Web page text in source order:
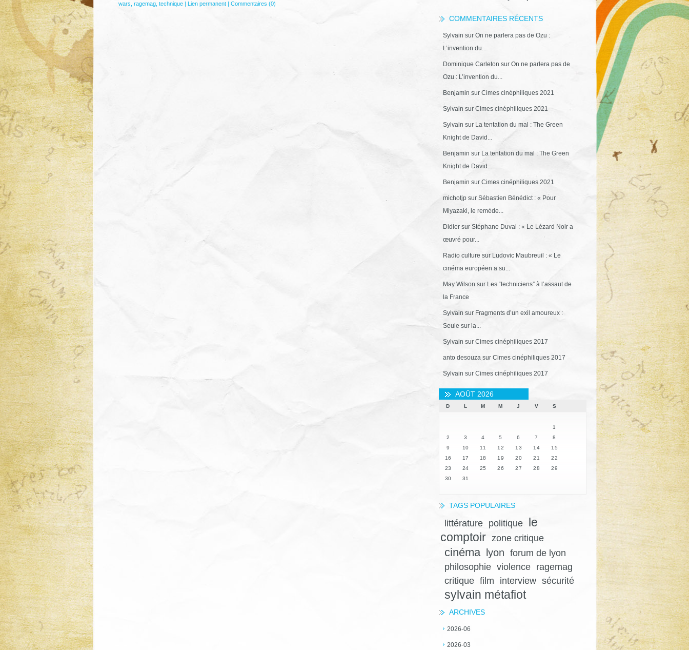
COMMENTAIRES RÉCENTS
Sylvain sur On ne parlera pas de Ozu :
L’invention du...
Dominique Carleton sur On ne parlera pas de
Ozu : L’invention du...
Benjamin sur Cimes cinéphiliques 2021
Sylvain sur Cimes cinéphiliques 2021
Sylvain sur La tentation du mal : The Green
Knight de David...
Benjamin sur La tentation du mal : The Green
Knight de David...
Benjamin sur Cimes cinéphiliques 2021
michotjpsur Sébastien Bénédict : « Pour
Miyazaki, le remède...
Didiersur Stéphane Duval : « Le Lézard Noir a
œuvré pour...
Radio culture sur Ludovic Maubreuil : « Le
cinéma européen a su...
May Wilson sur Les “techniciens” à l’assaut de
la France
Sylvain sur Fragments d’un exil amoureux :
Seule sur la...
Sylvain sur Cimes cinéphiliques 2017
anto desouzasur Cimes cinéphiliques 2017
Sylvain sur Cimes cinéphiliques 2017
AOÛT 2026
D L M M J V S
1
2
3 4 5 6 7
8
9
10 11 12 13 14
15
16
17 18 19 20 21
22
23
24 25 26 27 28
29
30
31
TAGS POPULAIRES
littérature politique
le
comptoir zone critique
cinéma lyon forum de lyon
philosophie violence
ragemag
critique film interview sécurité
sylvain métafiot
ARCHIVES
2026-06
2026-03
wars ragemag, technique| Lien permanent| Commentaires (0)